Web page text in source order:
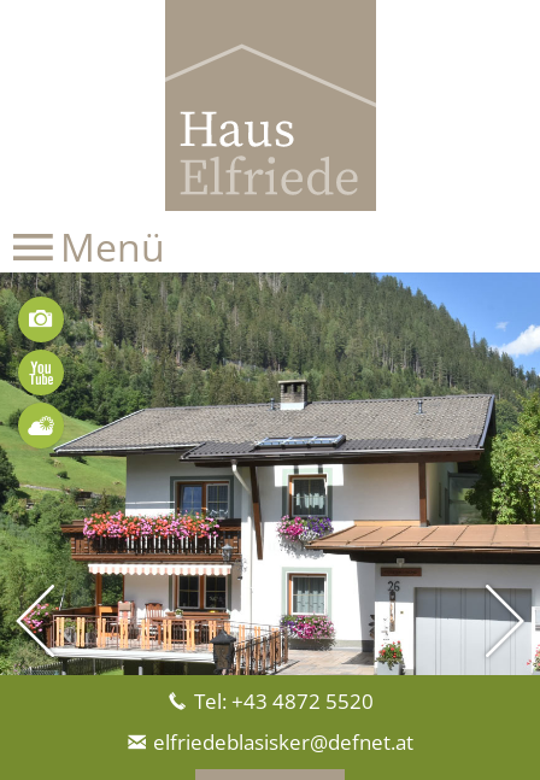
Menü
Bilder
Videos
Wetter
Tel: +43 4872 5520
elfriedeblasisker@defnet.at